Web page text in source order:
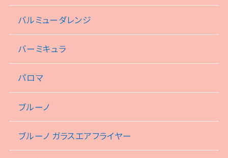
バルミューダレンジ
バーミキュラ
パロマ
ブルーノ
ブルーノ ガラスエアフライヤー